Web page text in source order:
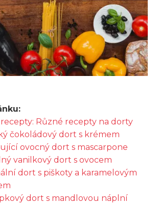
Různé recepty na dorty
čokoládový dort s krémem
ovocný dort s mascarpone
vanilkový dort s ovocem
dort s piškoty a karamelovým
dort s mandlovou náplní